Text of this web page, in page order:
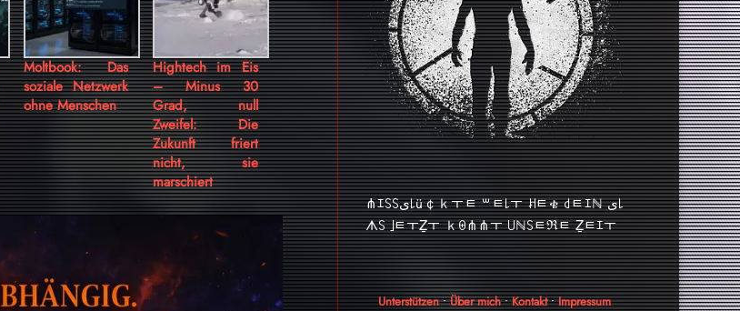
Moltbook: Das
soziale Netzwerk
ohne Menschen
Hightech im Eis
– Minus 30
Grad, null
Zweifel: Die
Zukunft friert
nicht, sie
marschiert
⋔ｴ꒚꒚ﻯ꒒ü￠ｋￓﾼ ꒳ﾼ꒒ￓ ꎧﾼቄ ꒯ﾼｴℕ ﻯ꒒
ᗑ꒚ ｣ﾼￓẔￓ ｋꑙ⋔⋔ￓ ꒤ℕ꒚ﾼℜﾼ Ẕﾼｴￓ
Unterstützen•Über mich•Kontakt•Impressum